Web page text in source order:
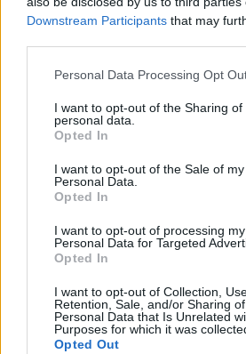
Downstream Participants that may
Personal Data Processing Opt
I want to opt-out of the Sharing of
personal data.
Opted In
I want to opt-out of the Sale of my
Personal Data.
Opted In
I want to opt-out of processing my
Personal Data for Targeted
Opted In
I want to opt-out of Collection,
Retention, Sale, and/or Sharing
Personal Data that Is Unrelated
Purposes for which it was
Opted Out
2
VIIHDEUUTISET
Sääennuste ulottuu
marraskuulle – tältä
syksyn sää